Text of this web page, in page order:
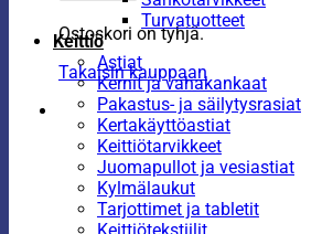
Ostoskori on tyhjä.
Takaisin kauppaan
Turvatuotteet
Keittiö
Astiat
Kernit ja vahakankaat
Pakastus- ja säilytysrasiat
Kertakäyttöastiat
Keittiötarvikkeet
Juomapullot ja vesiastiat
Kylmälaukut
Tarjottimet ja tabletit